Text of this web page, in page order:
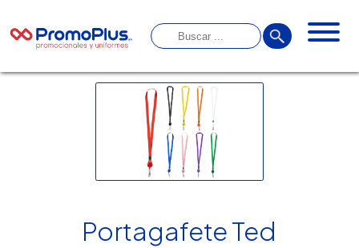
Portagafete Ted